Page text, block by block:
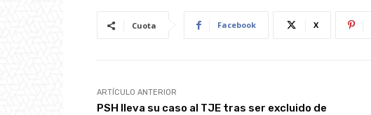
Cuota Facebook X
ARTÍCULO ANTERIOR
PSH lleva su caso al TJE tras ser excluido de